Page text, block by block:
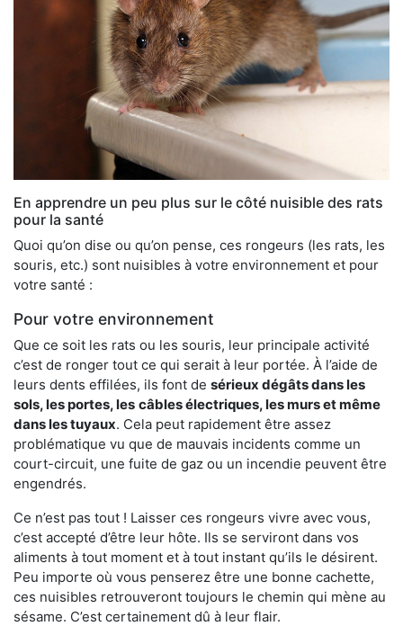
En apprendre un peu plus sur le côté nuisible des rats
pour la santé
Quoi qu’on dise ou qu’on pense, ces rongeurs (les rats, les
souris, etc.) sont nuisibles à votre environnement et pour
votre santé :
Pour votre environnement
Que ce soit les rats ou les souris, leur principale activité
c’est de ronger tout ce qui serait à leur portée. À l’aide de
leurs dents effilées, ils font de sérieux dégâts dans les
sols, les portes, les câbles électriques, les murs et même
dans les tuyaux. Cela peut rapidement être assez
problématique vu que de mauvais incidents comme un
court-circuit, une fuite de gaz ou un incendie peuvent être
engendrés.
Ce n’est pas tout ! Laisser ces rongeurs vivre avec vous,
c’est accepté d’être leur hôte. Ils se serviront dans vos
aliments à tout moment et à tout instant qu’ils le désirent.
Peu importe où vous penserez être une bonne cachette,
ces nuisibles retrouveront toujours le chemin qui mène au
sésame. C’est certainement dû à leur flair.